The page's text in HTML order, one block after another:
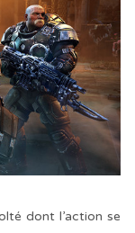
dont l’action se